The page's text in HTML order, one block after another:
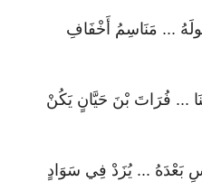
... مَنَاسِمُ أَخْفَافِ
... فُرَاتَ بْنَ حَيَّانٍ يَكُنْ
بَعْدَهُ ... يُزَدْ فِي سَوَادٍ